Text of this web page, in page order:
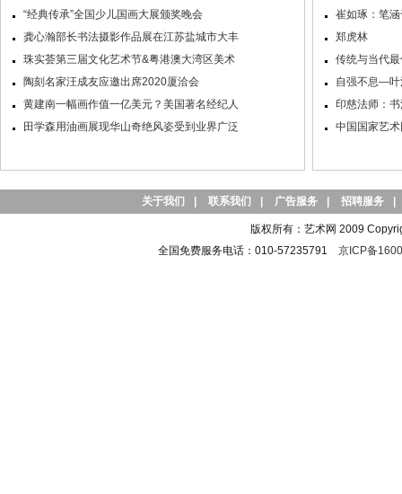
“经典传承”全国少儿国画大展颁奖晚会
龚心瀚部长书法摄影作品展在江苏盐城市大丰
珠实荟第三届文化艺术节&粤港澳大湾区美术
陶刻名家汪成友应邀出席2020厦洽会
黄建南一幅画作值一亿美元？美国著名经纪人
田学森用油画展现华山奇绝风姿受到业界广泛
崔如琢：笔
郑虎林
传统与当代
自强不息—叶
印慈法师：
中国国家艺
关于我们 联系我们 广告服务 招聘服务
版权所有：艺术网 2009
全国免费服务电话：010-57235791 京ICP备